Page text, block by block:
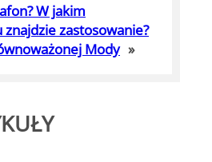
W jakim
zastosowanie?
Mody »